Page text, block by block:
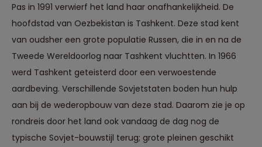
Pas in 1991 verwierf het land haar onafhankelijkheid. De
hoofdstad van Oezbekistan is Tashkent. Deze stad kent
van oudsher een grote populatie Russen, die in en na de
Tweede Wereldoorlog naar Tashkent vluchtten. In 1966
werd Tashkent geteisterd door een verwoestende
aardbeving. Verschillende Sovjetstaten boden hun hulp
aan bij de wederopbouw van deze stad. Daarom zie je op
rondreis door het land ook vandaag de dag nog de
typische Sovjet-bouwstijl terug; grote pleinen geschikt